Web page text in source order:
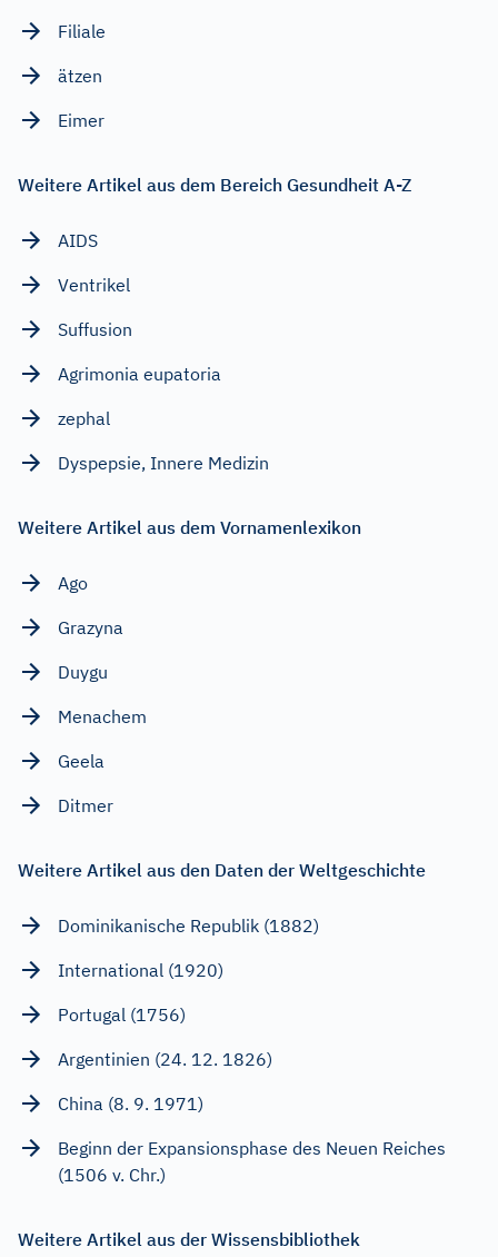
Filiale
ätzen
Eimer
Weitere Artikel aus dem Bereich Gesundheit A-Z
AIDS
Ventrikel
Suffusion
Agrimonia eupatoria
zephal
Dyspepsie, Innere Medizin
Weitere Artikel aus dem Vornamenlexikon
Ago
Grazyna
Duygu
Menachem
Geela
Ditmer
Weitere Artikel aus den Daten der Weltgeschichte
Dominikanische Republik (1882)
International (1920)
Portugal (1756)
Argentinien (24. 12. 1826)
China (8. 9. 1971)
Beginn der Expansionsphase des Neuen Reiches
(1506 v. Chr.)
Weitere Artikel aus der Wissensbibliothek